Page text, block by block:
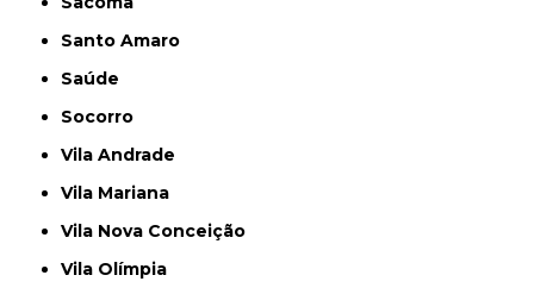
Santo Amaro
Saúde
Socorro
Vila Andrade
Vila Mariana
Vila Nova Conceição
Vila Olímpia